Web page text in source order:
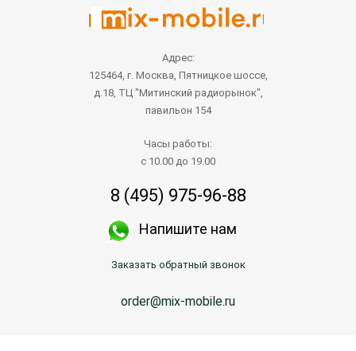
Адрес:
125464, г. Москва, Пятницкое шоссе,
д.18, ТЦ "Митинский радиорынок",
павильон 154
Часы работы:
с 10.00 до 19.00
8 (495) 975-96-88
Напишите нам
Заказать обратный звонок
order@mix-mobile.ru